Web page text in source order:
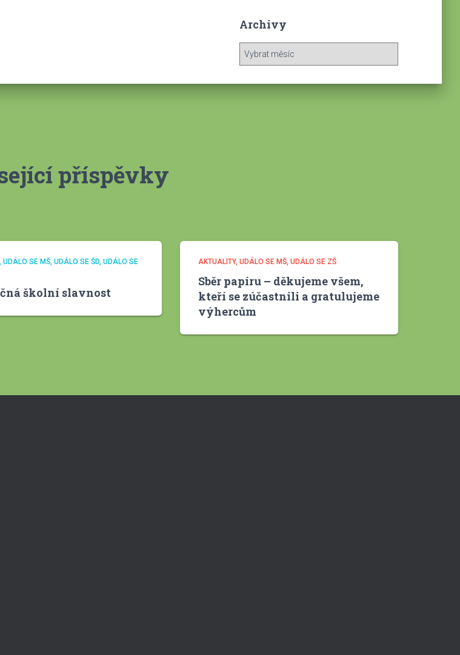
Archivy
h
příspěvky
UDÁLO SE MŠ UDÁLO SE ŠD UDÁLO SE
školní slavnost
AKTUALITY UDÁLO SE MŠ UDÁLO SE ZŠ
Sběr papíru – děkujeme všem,
kteří se zúčastnili a gratulujeme
výhercům